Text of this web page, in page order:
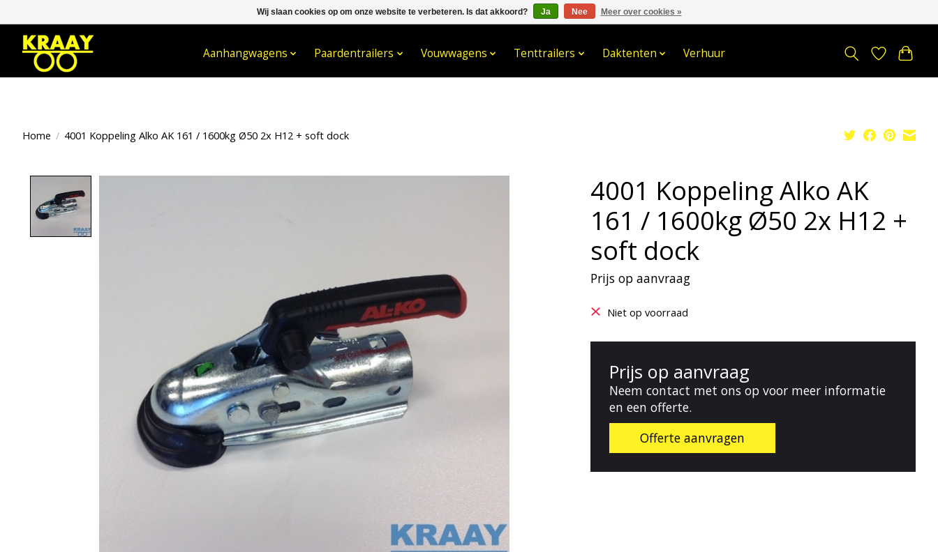
033- 2470 538 info@kraaybv.com Stuur een Whatsapp bericht
Aanhangwagens Paardentrailers Vouwwagens Tenttrailers Daktenten Verhuur
Home / 4001 Koppeling Alko AK 161 / 1600kg Ø50 2x H12 + soft dock
4001 Koppeling Alko AK
161 / 1600kg Ø50 2x H12 +
soft dock
Prijs op aanvraag
Niet op voorraad
Prijs op aanvraag
Neem contact met ons op voor meer informatie
en een offerte.
Offerte aanvragen
Wij slaan cookies op om onze website te verbeteren. Is dat akkoord? Ja Nee Meer over cookies »